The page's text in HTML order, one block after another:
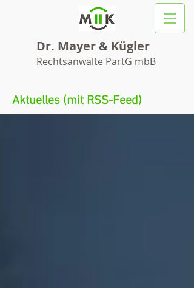
Dr. Mayer & Kügler
Rechtsanwälte PartG mbB
Aktuelles (mit RSS-Feed)